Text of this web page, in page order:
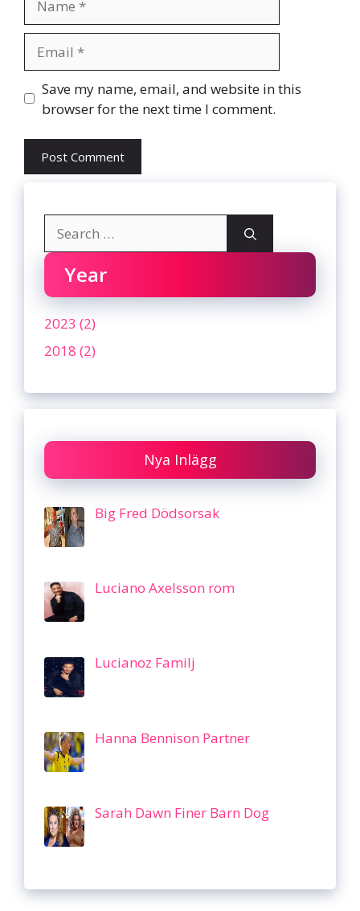
Website
Save my name, email, and website in this
browser for the next time I comment.
for:
Year
2023 (2)
2018 (2)
Nya Inlägg
Big Fred Dödsorsak
Luciano Axelsson rom
Lucianoz Familj
Hanna Bennison Partner
Sarah Dawn Finer Barn Dog